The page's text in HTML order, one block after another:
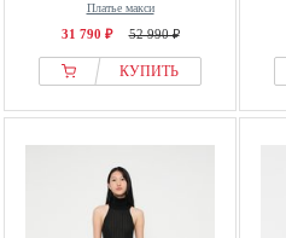
Платье макси
31 790 ₽ 52 990 ₽
КУПИТЬ